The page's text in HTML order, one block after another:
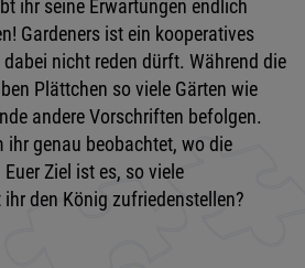
ihr seine Erwartungen endlich
Gardeners ist ein kooperatives
nicht reden dürft. Während die
Plättchen so viele Gärten wie
andere Vorschriften befolgen.
genau beobachtet, wo die
Ziel ist es, so viele
den König zufriedenstellen?